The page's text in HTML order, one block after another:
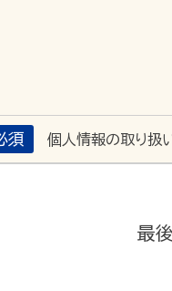
須 個人情報の取り扱
最